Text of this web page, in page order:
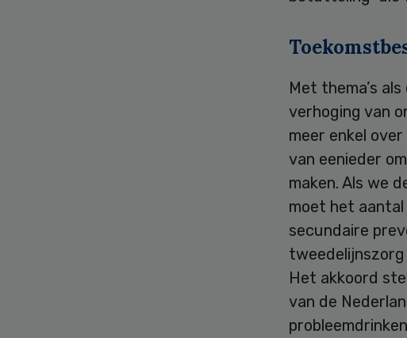
Met thema’s
verhoging van
meer enkel
van eenieder
maken. Als we
moet het aantal
secundaire
Het akkoord
van de